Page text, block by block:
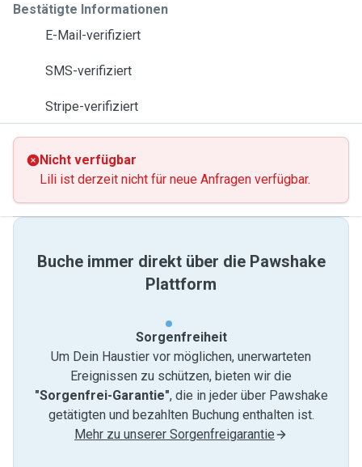
Bestätigte Informationen
E-Mail-verifiziert
SMS-verifiziert
Stripe-verifiziert
Nicht verfügbar
Lili ist derzeit nicht für neue Anfragen verfügbar.
Buche immer direkt über die Pawshake
Plattform
Sorgenfreiheit
Um Dein Haustier vor möglichen, unerwarteten
Ereignissen zu schützen, bieten wir die
"Sorgenfrei-Garantie", die in jeder über Pawshake
getätigten und bezahlten Buchung enthalten ist.
Mehr zu unserer Sorgenfreigarantie